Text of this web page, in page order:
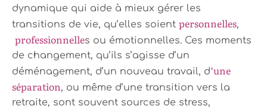
dynamique qui aide à mieux gérer les
transitions de vie, qu’elles soient personnelles,
professionnelles ou émotionnelles. Ces moments
de changement, qu’ils s’agisse d’un
déménagement, d’un nouveau travail, d‘une
séparation, ou même d’une transition vers la
retraite, sont souvent sources de stress,